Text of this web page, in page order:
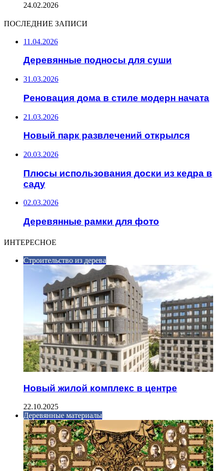
24.02.2026
ПОСЛЕДНИЕ ЗАПИСИ
11.04.2026
Деревянные подносы для суши
31.03.2026
Реновация дома в стиле модерн начата
21.03.2026
Новый парк развлечений открылся
20.03.2026
Плюсы использования доски из кедра в
саду
02.03.2026
Деревянные рамки для фото
ИНТЕРЕСНОЕ
Строительство из дерева
Новый жилой комплекс в центре
22.10.2025
Деревянные материалы